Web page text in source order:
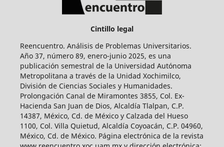
Cintillo legal
Reencuentro. Análisis de Problemas Universitarios.
Año 37, número 89, enero-junio 2025, es una
publicación semestral de la Universidad Autónoma
Metropolitana a través de la Unidad Xochimilco,
División de Ciencias Sociales y Humanidades.
Prolongación Canal de Miramontes 3855, Col. Ex-
Hacienda San Juan de Dios, Alcaldía Tlalpan, C.P.
14387, México, Cd. de México y Calzada del Hueso
1100, Col. Villa Quietud, Alcaldía Coyoacán, C.P. 04960,
México, Cd. de México. Página electrónica de la revista